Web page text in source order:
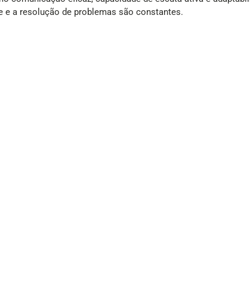
a resolução de problemas são constantes.